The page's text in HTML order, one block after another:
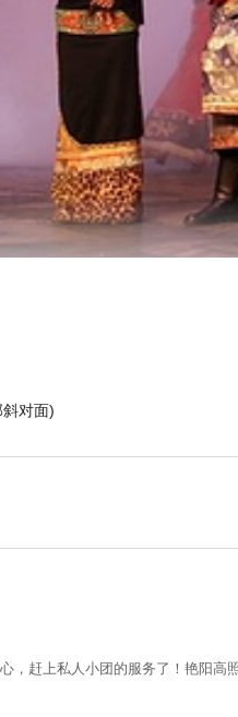
对面)
，赶上私人小团的服务了！艳阳